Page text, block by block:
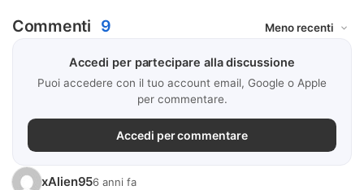
Commenti 9
Accedi per partecipare alla discussione
Puoi accedere con il tuo account email, Google o Apple
per commentare.
Accedi per commentare
xAlien956 anni fa